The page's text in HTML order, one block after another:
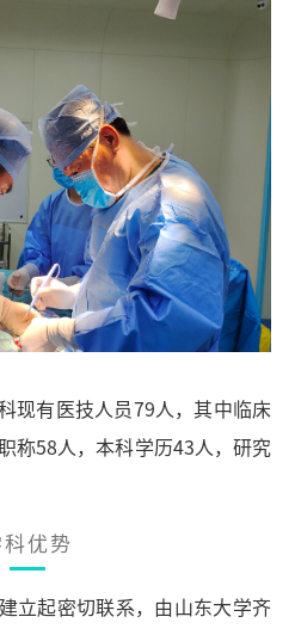
现有医技人员79人，其中临床
称58人，本科学历43人，研究
科优势
立起密切联系，由山东大学齐